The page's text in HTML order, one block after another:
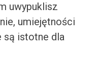
uwypuklisz
umiejętności
są istotne dla